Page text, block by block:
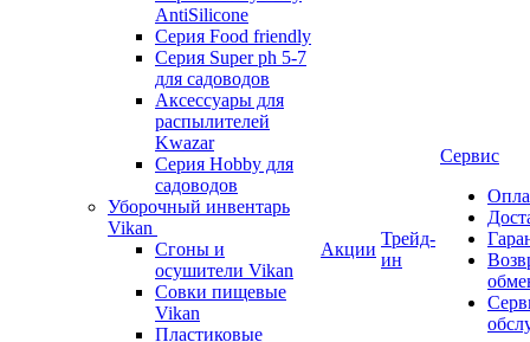
AntiSilicone
Серия Food friendly
Серия Super ph 5-7
для садоводов
Аксессуары для
распылителей
Kwazar
Серия Hobby для
садоводов
Уборочный инвентарь
Vikan
Сгоны и
осушители Vikan
Совки пищевые
Vikan
Пластиковые
Акции
Трейд-
ин
Сервис